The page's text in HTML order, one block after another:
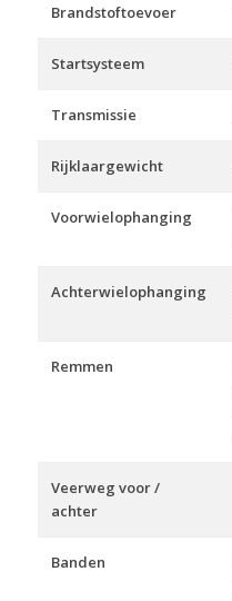
Brandstoftoevoer
Startsysteem
Transmissie
Rijklaargewicht
Voorwielophanging
Achterwielophanging
Remmen
Veerweg voor /
achter
Banden